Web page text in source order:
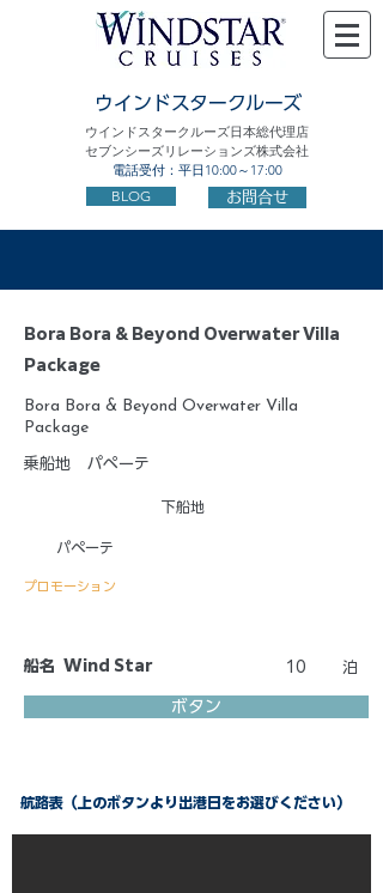
ウインドスタークルーズ
ウインドスタークルーズ日本総代理店
セブンシーズリレーションズ株式会社
電話受付：平日10:00～17:00
BLOG お問合せ
Bora Bora & Beyond Overwater Villa
Package
Bora Bora & Beyond Overwater Villa
Package
乗船地 パペーテ
下船地
パペーテ
プロモーション
船名 Wind Star 10 泊
ボタン
航路表（上のボタンより出港日をお選びください）